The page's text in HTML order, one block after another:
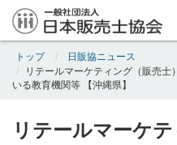
トップ
日販協ニュース
リテールマーケティング（販売士
いる教育機関等 【沖縄県】
リテールマーケ